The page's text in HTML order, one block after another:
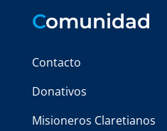
Comunidad
Contacto
Donativos
Misioneros Claretianos